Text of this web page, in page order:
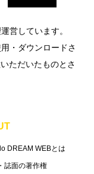
営しています。
・ダウンロードさ
ただいたものとさ
DREAM WEBとは
誌面の著作権